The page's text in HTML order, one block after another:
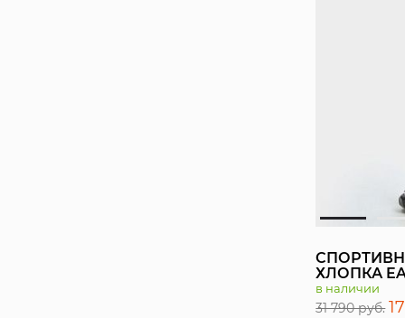
ХЛОПКА
в наличии
31 790 руб.